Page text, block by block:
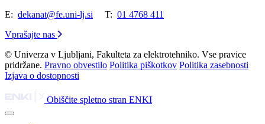
E: dekanat@fe.uni-lj.si T: 01 4768 411
Vprašajte nas
© Univerza v Ljubljani, Fakulteta za elektrotehniko. Vse pravice
pridržane. Pravno obvestilo Politika piškotkov Politika zasebnosti
Izjava o dostopnosti
Obiščite spletno stran ENKI